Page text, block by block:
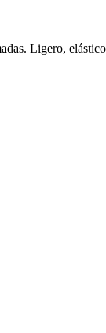
Ligero, elástico